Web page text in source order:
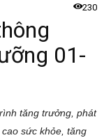
230
01-
tăng trưởng, phát
sức khỏe, tăng